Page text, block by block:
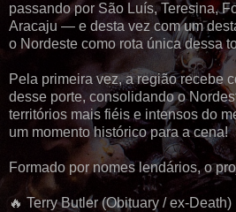
passando por São Luís, Teresina,
Aracaju — e desta vez com um
o Nordeste como rota única dessa
Pela primeira vez, a região recebe
desse porte, consolidando o
territórios mais fiéis e intensos do
um momento histórico para a cena!
Formado por nomes lendários, o
🔥 Terry Butler (Obituary / ex-Death)